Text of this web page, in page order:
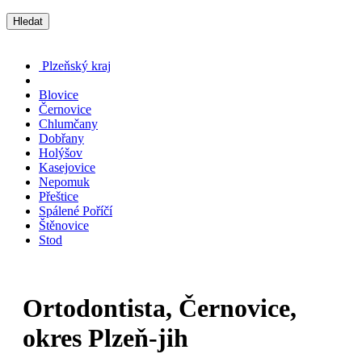
Hledat
Plzeňský kraj
Blovice
Černovice
Chlumčany
Dobřany
Holýšov
Kasejovice
Nepomuk
Přeštice
Spálené Poříčí
Štěnovice
Stod
Ortodontista, Černovice,
okres Plzeň-jih